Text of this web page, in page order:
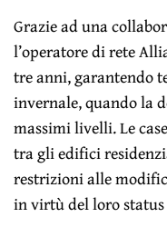
Grazie ad una
l’operatore di rete
tre anni, garantendo
invernale, quando la
massimi livelli. Le
tra gli edifici
restrizioni alle
in virtù del loro